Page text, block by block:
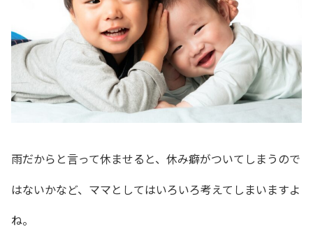
雨だからと言って休ませると、休み癖がついてしまうので
はないかなど、ママとしてはいろいろ考えてしまいますよ
ね。